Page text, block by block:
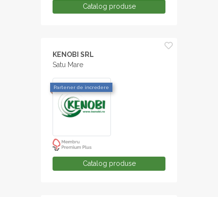
Catalog produse
KENOBI SRL
Satu Mare
Partener de incredere
Catalog produse